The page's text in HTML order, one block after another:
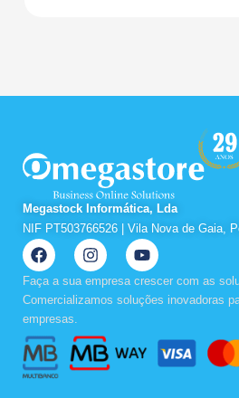
Megastock Informática, Lda
NIF PT503766526 | Vila Nova de Gaia,
F
a
c
e
o
o
k
I
n
s
t
r
a
m
Y
o
u
t
u
e
Faça a sua empresa crescer com as
Comercializamos soluções inovadoras
empresas.